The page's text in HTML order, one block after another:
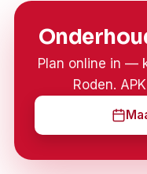
Plan online in —
Roden.